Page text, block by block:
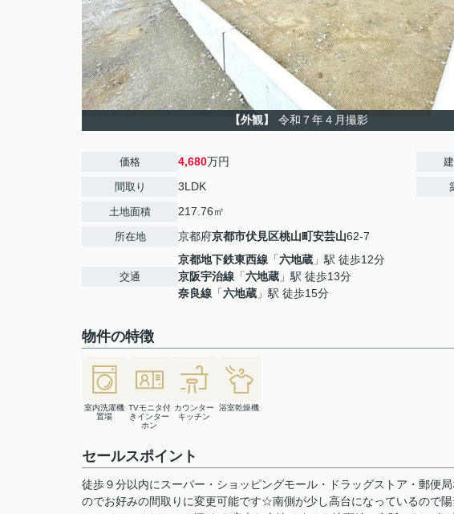
【外観】 令和７年４月撮影
価格 4,680万円
間取り 3LDK
土地面積 217.76㎡
所在地 京都府京都市伏見区桃山町安芸山62-7
交通
京都地下鉄東西線 「六地蔵 」駅 徒歩12分
京阪宇治線 「六地蔵 」駅 徒歩13分
奈良線 「六地蔵 」駅 徒歩15分
物件の特徴
室内洗濯機
置場
TVモニタ付
きインター
ホン
カウンター
キッチン
浴室乾燥機
セールスポイント
徒歩９分以内にスーパー・ショッピングモール・ドラッグストア・郵便
のでお好みの間取りに変更可能です☆南側が少し高台になっているので